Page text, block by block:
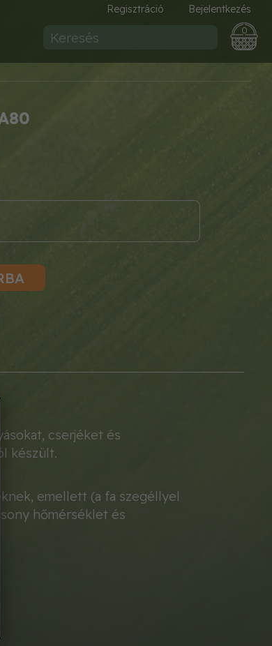
Regisztráció Bejelentkezés
0
cserjéket és
készült.
emellett (a fa szegéllyel
hőmérséklet és